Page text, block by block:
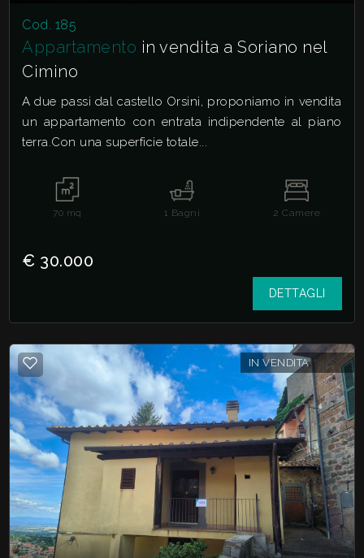
Cod. 185
Appartamento in vendita a Soriano nel
Cimino
A due passi dal castello Orsini, proponiamo in vendita
un appartamento con entrata indipendente al piano
terra.Con una superficie totale...
70 mq 1 Bagni 2 Camere
€ 30.000
DETTAGLI
IN VENDITA